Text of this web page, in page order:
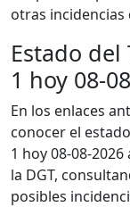
otras
Estado del
1 hoy 08-
En los enlaces
conocer el
1 hoy 08-08-
la DGT,
posibles